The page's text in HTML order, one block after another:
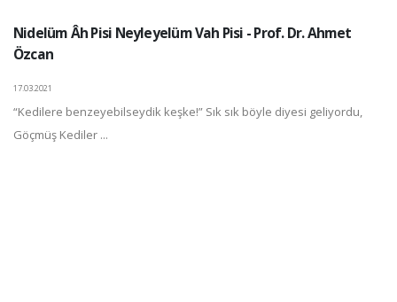
Nidelüm Âh Pisi Neyleyelüm Vah Pisi - Prof. Dr. Ahmet
Özcan
17.03.2021
“Kedilere benzeyebilseydik keşke!” Sık sık böyle diyesi geliyordu,
Göçmüş Kediler ...